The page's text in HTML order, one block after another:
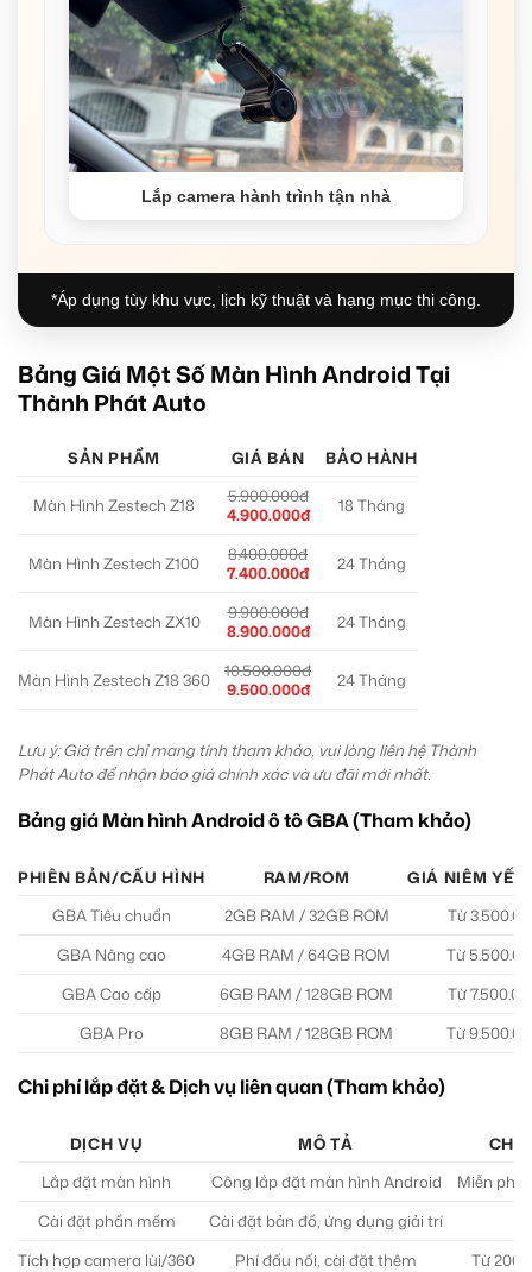
Lắp camera hành trình tận nhà
*Áp dụng tùy khu vực, lịch kỹ thuật và hạng mục thi công.
Bảng Giá Một Số Màn Hình Android Tại
Thành Phát Auto
SẢN PHẨM GIÁ BÁN BẢO HÀNH
Màn Hình Zestech Z18
5.900.000đ
4.900.000đ
18 Tháng
Màn Hình Zestech Z100
8.400.000đ
7.400.000đ
24 Tháng
Màn Hình Zestech ZX10
9.900.000đ
8.900.000đ
24 Tháng
Màn Hình Zestech Z18 360
10.500.000đ
9.500.000đ
24 Tháng
Lưu ý: Giá trên chỉ mang tính tham khảo, vui lòng liên hệ Thành
Phát Auto để nhận báo giá chính xác và ưu đãi mới nhất.
Bảng giá Màn hình Android ô tô GBA (Tham khảo)
PHIÊN BẢN/CẤU HÌNH RAM/ROM
GIÁ NIÊM
GBA Tiêu chuẩn
2GB RAM / 32GB ROM
Từ
GBA Nâng cao
4GB RAM / 64GB ROM
Từ
GBA Cao cấp
6GB RAM / 128GB ROM
Từ
GBA Pro
8GB RAM / 128GB ROM Từ
Chi phí lắp đặt & Dịch vụ liên quan (Tham khảo)
DỊCH VỤ MÔ TẢ
CHI
Lắp đặt màn hình
Công lắp đặt màn hình Android
Miễn phí
Cài đặt phần mềm
Cài đặt bản đồ, ứng dụng giải trí
Tích hợp camera lùi/360
Phí đấu nối, cài đặt thêm
Từ